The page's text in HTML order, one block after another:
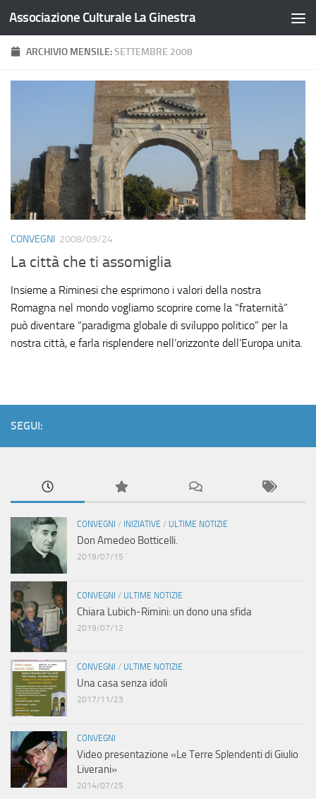
Salta al contenuto
Associazione Culturale La Ginestra
ARCHIVIO MENSILE:SETTEMBRE 2008
CONVEGNI 2008/09/24
La città che ti assomiglia
Insieme a Riminesi che esprimono i valori della nostra
Romagna nel mondo vogliamo scoprire come la “fraternità”
può diventare “paradigma globale di sviluppo politico” per la
nostra città, e farla risplendere nell’orizzonte dell’Europa unita.
SEGUI:
CONVEGNI / INIZIATIVE / ULTIME NOTIZIE
Don Amedeo Botticelli.
2019/07/15
CONVEGNI / ULTIME NOTIZIE
Chiara Lubich-Rimini: un dono una sfida
2019/07/12
CONVEGNI / ULTIME NOTIZIE
Una casa senza idoli
2017/11/23
CONVEGNI
Video presentazione «Le Terre Splendenti di Giulio
Liverani»
2014/07/25